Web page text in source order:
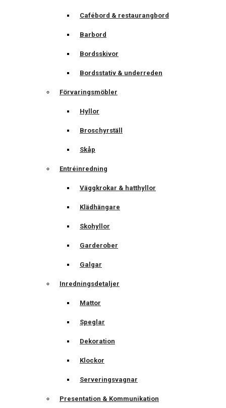
Cafébord & restaurangbord
Barbord
Bordsskivor
Bordsstativ & underreden
Förvaringsmöbler
Hyllor
Broschyrställ
Skåp
Entréinredning
Väggkrokar & hatthyllor
Klädhängare
Skohyllor
Garderober
Galgar
Inredningsdetaljer
Mattor
Speglar
Dekoration
Klockor
Serveringsvagnar
Presentation & Kommunikation